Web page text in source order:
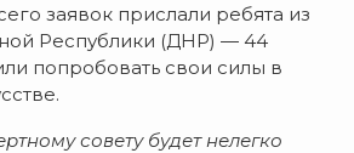
заявок прислали ребята из
Республики (ДНР) — 44
попробовать свои силы в
совету будет нелегко